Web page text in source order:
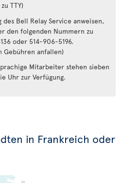
TTY)
Bell Relay Service anweisen,
den folgenden Nummern zu
oder 514-906-5196.
Gebühren anfallen)
Mitarbeiter stehen sieben
Uhr zur Verfügung.
in Frankreich oder